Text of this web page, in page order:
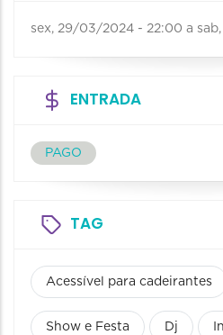
sex, 29/03/2024 - 22:00 a
ENTRADA
PAGO
TAG
Acessível para cadeirantes
Show e Festa Dj